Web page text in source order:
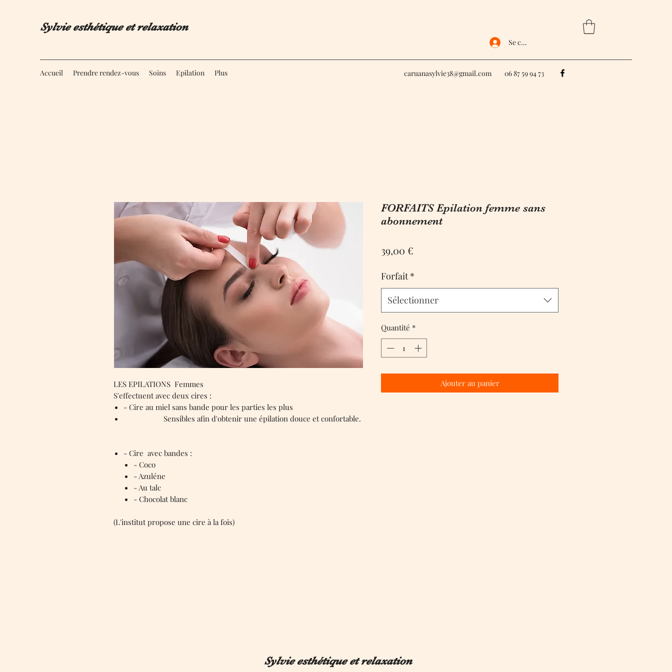
Sylvie esthétique et relaxation
Accueil Prendre rendez-vous Soins Epilation Plus
Se connecter
caruanasylvie38@gmail.com 06 87 59 94 73
LES EPILATIONS Femmes
S'effectuent avec deux cires :
- Cire au miel sans bande pour les parties les plus
Sensibles afin d'obtenir une épilation douce et confortable.
- Cire avec bandes :
- Coco
- Azuléne
- Au talc
- Chocolat blanc
(L'institut propose une cire à la fois)
FORFAITS Epilation femme sans
abonnement
39,00 €
Forfait *
Sélectionner
Quantité *
Ajouter au panier
Sylvie esthétique et relaxation